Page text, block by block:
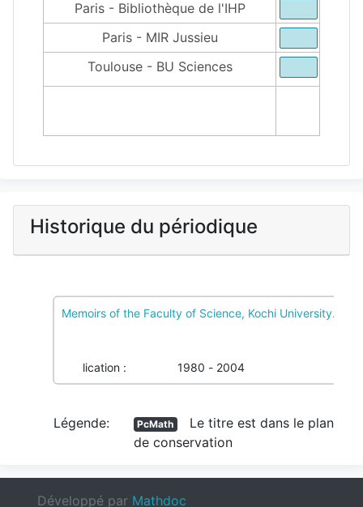
Paris - Bibliothèque de l'IHP
Paris - MIR Jussieu
Toulouse - BU Sciences
Historique du périodique
Memoirs of the Faculty of Science, Kochi University.
Publication :
1980 - 2004
Légende: PcMath
Le titre est dans le plan
de conservation
Développé par Mathdoc